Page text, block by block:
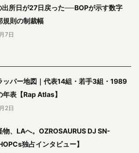
所日が27日戻った──BOPが示す数字
規則の制裁幅
7日
ッパー地図｜代表14組・若手3組・1989
年表【Rap Atlas】
2日
物、LAへ。OZROSAURUS DJ SN-
独占インタビュー】